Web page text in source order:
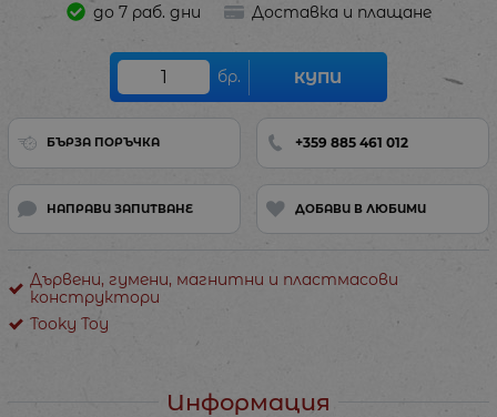
до 7 раб. дни Доставка и плащане
бр. КУПИ
БЪРЗА ПОРЪЧКА +359 885 461 012
НАПРАВИ ЗАПИТВАНЕ ДОБАВИ В ЛЮБИМИ
Дървени, гумени, магнитни и пластмасови
конструктори
Tooky Toy
Информация